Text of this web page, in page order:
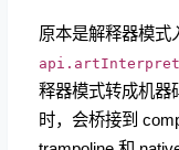
原本是解释器模式
释器模式转成机器
时，会桥接到